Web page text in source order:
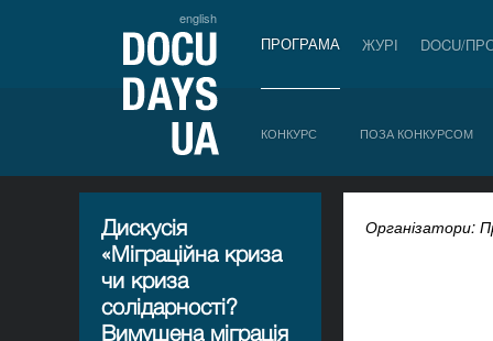
english
ПРОГРАМА ЖУРІ DOCU/
КОНКУРС ПОЗА КОНКУРСОМ
Дискусія
«Міграційна криза
чи криза
солідарності?
Вимушена міграція
Організатори: